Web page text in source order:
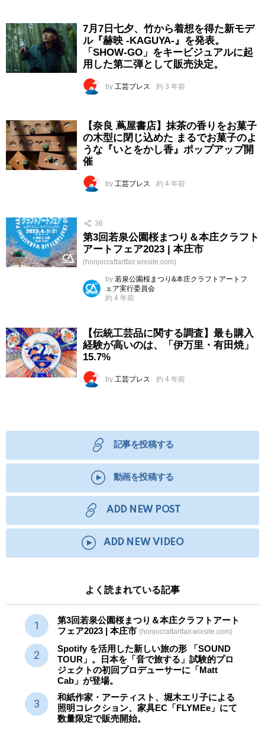
7月7日七夕、竹から着想を得た新モデ
ル『赫映 -KAGUYA-』を発表。
「SHOW-GO」をキービジュアルに起
用した第二弾として販売決定。
by 工芸プレス 約 3 年前
【奈良 蔦屋書店】抹茶の香りをお菓子
の木型に閉じ込めた まるでお菓子のよ
うな『いとをかし香』ポップアップ開
催
by 工芸プレス 約 4 年前
36
第3回若泉公園桜まつり＆本庄クラフト
アートフェア2023 | 本庄市
(honjocraftartfair.wixsite.com)
by 若泉公園桜まつり&本庄クラフトアートフ
ェア実行委員会
約 4 年前
【伝統工芸品に関する調査】最も購入
経験が高いのは、「伊万里・有田焼」
15.7%
by 工芸プレス 約 4 年前
記事を投稿する
動画を投稿する
ADD NEW POST
ADD NEW VIDEO
よく読まれている記事
第3回若泉公園桜まつり＆本庄クラフトアート
フェア2023 | 本庄市 (honjocraftartfair.wixsite.com)
Spotify を活用した新しい旅の形 「SOUND
TOUR」。日本を「音で旅する」試験的プロ
ジェクトの初回プロデューサーに「Matt
Cab」が登場。
和紙作家・アーティスト、堀木エリ子による
照明コレクション、家具EC「FLYMEe」にて
数量限定で販売開始。